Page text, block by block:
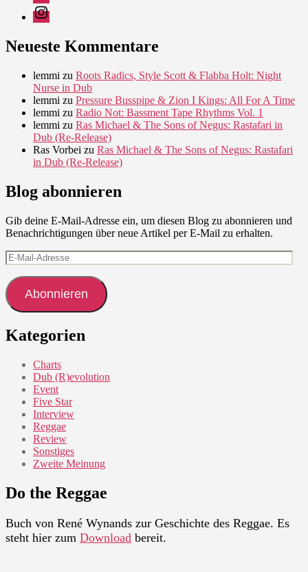
Instagram
Neueste Kommentare
lemmi zu Roots Radics, Style Scott & Flabba Holt: Night
Nurse in Dub
lemmi zu Pressure Busspipe & Zion I Kings: All For A Time
lemmi zu Radio Not: Bassment Tape Rhythms Vol. 1
lemmi zu Ras Michael & The Sons of Negus: Rastafari in
Dub (Re-Release)
Ras Vorbei zu Ras Michael & The Sons of Negus: Rastafari
in Dub (Re-Release)
Blog abonnieren
Gib deine E-Mail-Adresse ein, um diesen Blog zu abonnieren und
Benachrichtigungen über neue Artikel per E-Mail zu erhalten.
E-
Mail-
Adresse
Abonnieren
Kategorien
Charts
Dub (R)evolution
Event
Five Star
Interview
Reggae
Review
Sonstiges
Zweite Meinung
Do the Reggae
Buch von René Wynands zur Geschichte des Reggae. Es
steht hier zum Download bereit.